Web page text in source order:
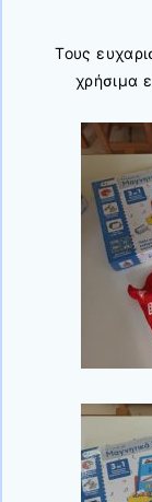
Τους
χρήσιμα